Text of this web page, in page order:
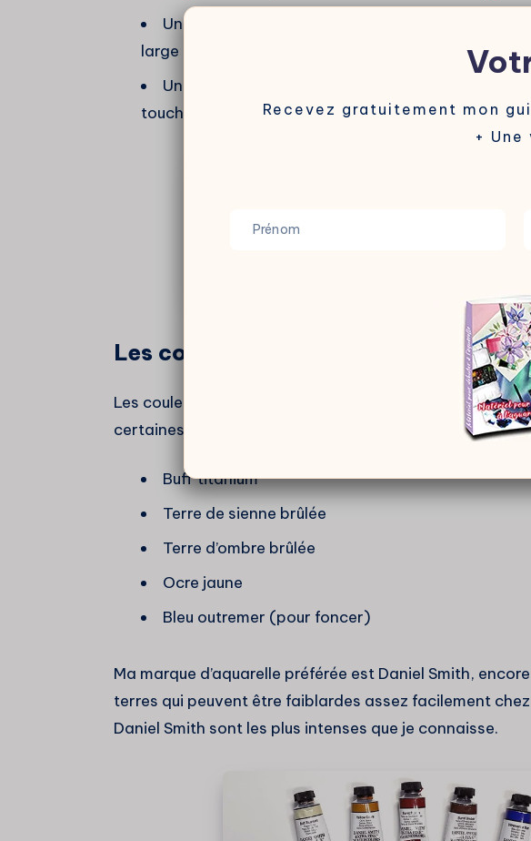
Un
large pour de fines mèches)
Un
touche trop large).
Les couleurs du pelage à l’aquarelle
Les couleurs employées dépendent bien sûr de l’animal
certaines nuances reviennent constamment dans mes
Buff titanium
Terre de sienne brûlée
Terre d’ombre brûlée
Ocre jaune
Bleu outremer (pour foncer)
Ma marque d’aquarelle préférée est Daniel Smith,
terres qui peuvent être faiblardes assez facilement
Daniel Smith sont les plus intenses que je connaisse.
Recevez gratuitement mon
+ Une